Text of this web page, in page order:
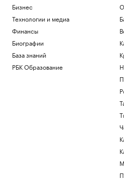
РБК и Сбер
Трамп попросил уйти с заседания
Госдепа раньше, чтобы «вести
Политика
Бизнес
Технологии и медиа
Финансы
Биографии
База знаний
РБК Образование